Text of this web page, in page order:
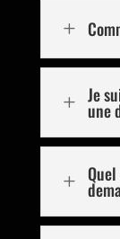
L
L Je
une
L